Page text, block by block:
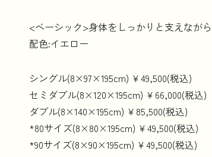
<ベーシック>身体をしっかりと支えなが
配色:イエロー
シングル(8×97×195cm) ￥49,500(税込)
セミダブル(8×120×195cm) ￥66,000(税込)
ダブル(8×140×195cm) ￥85,500(税込)
*80サイズ(8×80×195cm) ￥49,500(税込)
*90サイズ(8×90×195cm) ￥49,500(税込)